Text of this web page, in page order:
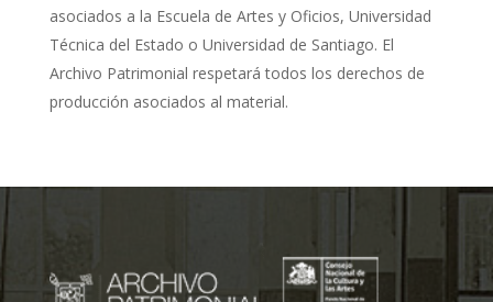
asociados a la Escuela de Artes y Oficios, Universidad
Técnica del Estado o Universidad de Santiago. El
Archivo Patrimonial respetará todos los derechos de
producción asociados al material.